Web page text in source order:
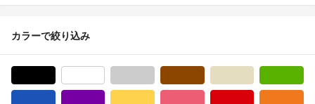
カラーで絞り込み